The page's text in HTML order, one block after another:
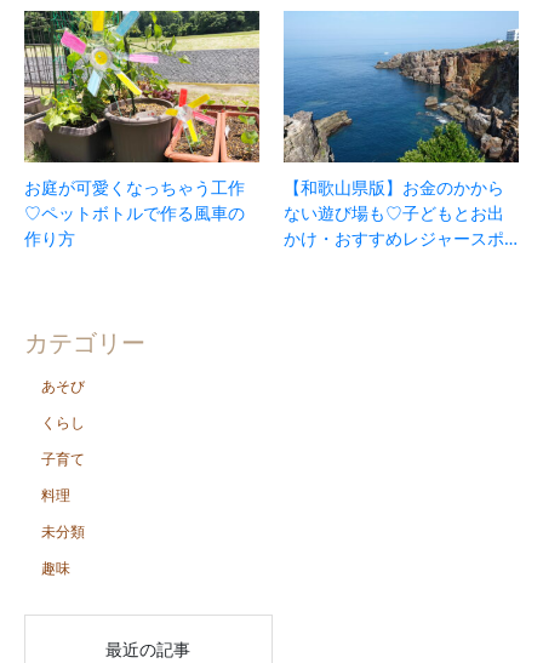
お庭が可愛くなっちゃう工作
♡ペットボトルで作る風車の
作り方
【和歌山県版】お金のかから
ない遊び場も♡子どもとお出
かけ・おすすめレジャースポ…
カテゴリー
あそび
くらし
子育て
料理
未分類
趣味
最近の記事